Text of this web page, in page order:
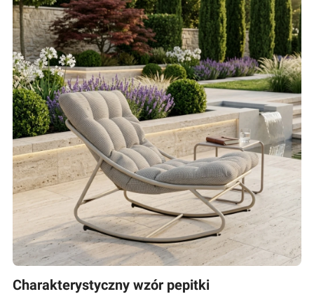
Charakterystyczny wzór pepitki